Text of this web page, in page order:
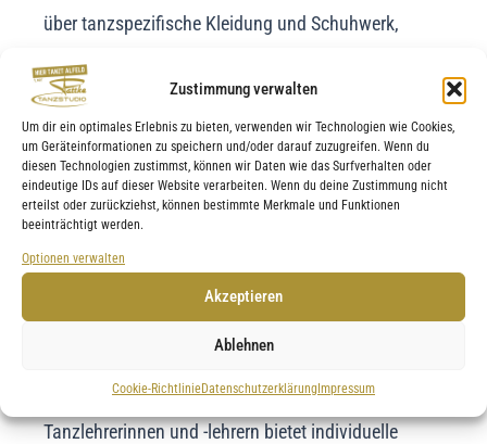
Zustimmung verwalten
Um dir ein optimales Erlebnis zu bieten, verwenden wir Technologien wie Cookies,
um Geräteinformationen zu speichern und/oder darauf zuzugreifen. Wenn du
diesen Technologien zustimmst, können wir Daten wie das Surfverhalten oder
eindeutige IDs auf dieser Website verarbeiten. Wenn du deine Zustimmung nicht
erteilst oder zurückziehst, können bestimmte Merkmale und Funktionen
beeinträchtigt werden.
Optionen verwalten
Akzeptieren
Ablehnen
Cookie-RichtlinieDatenschutzerklärungImpressum
über tanzspezifische Kleidung und Schuhwerk,
damit du ideal vorbereitet starten kannst.
TANZSTUDIO PATTKE in Alfeld
– Ansprechpartner für Tanzkurse
im Raum Duingen
Wir sind in Alfeld (Leine) ansässig und gestalten
und Umgebung problemlos teilnehmen können.
Unser erfahrenes Team aus qualifizierten
Tanzlehrerinnen und -lehrern bietet individuelle